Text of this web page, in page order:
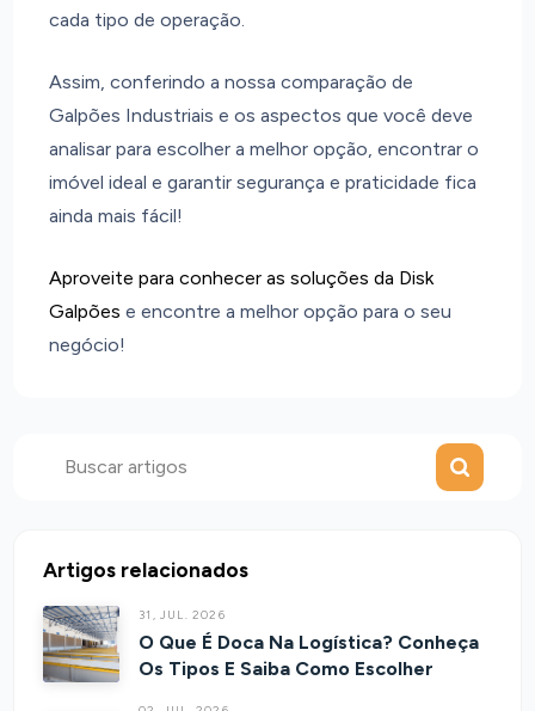
cada tipo de operação.
Assim, conferindo a nossa comparação de
Galpões Industriais e os aspectos que você deve
analisar para escolher a melhor opção, encontrar o
imóvel ideal e garantir segurança e praticidade fica
ainda mais fácil!
Aproveite para conhecer as soluções da Disk
Galpões e encontre a melhor opção para o seu
negócio!
Enviar
Artigos relacionados
31, JUL. 2026
O Que É Doca Na Logística? Conheça
Os Tipos E Saiba Como Escolher